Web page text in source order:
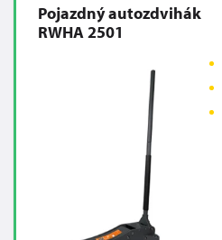
Pojazdný autozdvihák
RWHA 2501